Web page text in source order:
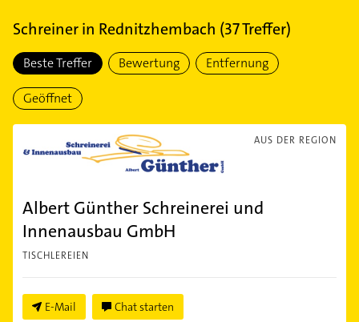
Schreinerin Rednitzhembach (37Treffer)
Beste Treffer Bewertung Entfernung
Geöffnet
AUS DER REGION
Albert Günther Schreinerei und
Innenausbau GmbH
TISCHLEREIEN
E-Mail Chat starten